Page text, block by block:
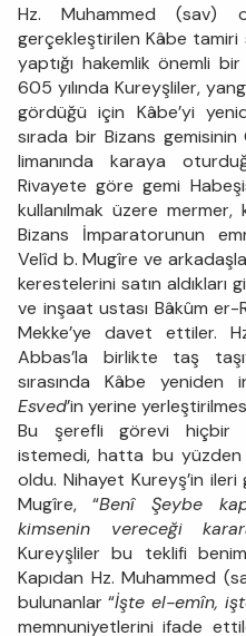
Hz. Muhammed (sav)
gerçekleştirilen Kâbe tamiri
yaptığı hakemlik önemli
605 yılında Kureyşliler,
gördüğü için Kâbe’yi
sırada bir Bizans gemisinin
limanında karaya
Rivayete göre gemi
kullanılmak üzere
Bizans İmparatorunun
Velîd b. Mugîre ve
kerestelerini satın aldıkları
ve inşaat ustası Bâkûm er-
Mekke’ye davet ettiler.
Abbas’la birlikte taş
sırasında Kâbe yeniden
Esved’in yerine
Bu şerefli görevi hiçbir
istemedi, hatta bu yüzden
oldu. Nihayet Kureyş’in
Mugîre, “Benî Şeybe
kimsenin vereceği
Kureyşliler bu teklifi
Kapıdan Hz. Muhammed
bulunanlar “İşte el-emîn,
memnuniyetlerini ifade